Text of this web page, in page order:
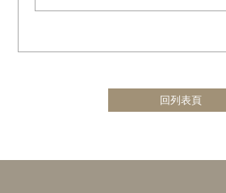
回列表頁